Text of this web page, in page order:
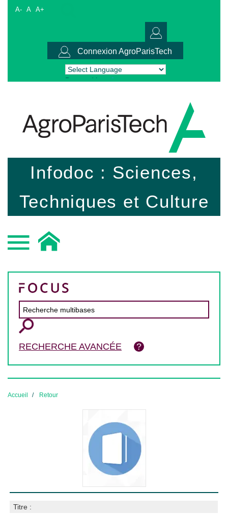
A- A A+
Connexion AgroParisTech
Powered by Translate
Infodoc : Sciences,
Techniques et Culture
RECHERCHE AVANCÉE
Accueil Retour
Titre :